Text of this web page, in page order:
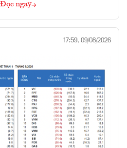
Đọc ngay
17:59, 09/08/2026